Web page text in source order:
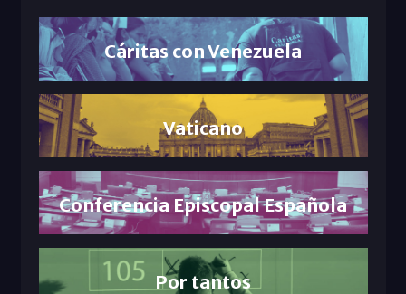
Cáritas con Venezuela
Vaticano
Conferencia Episcopal Española
Por tantos